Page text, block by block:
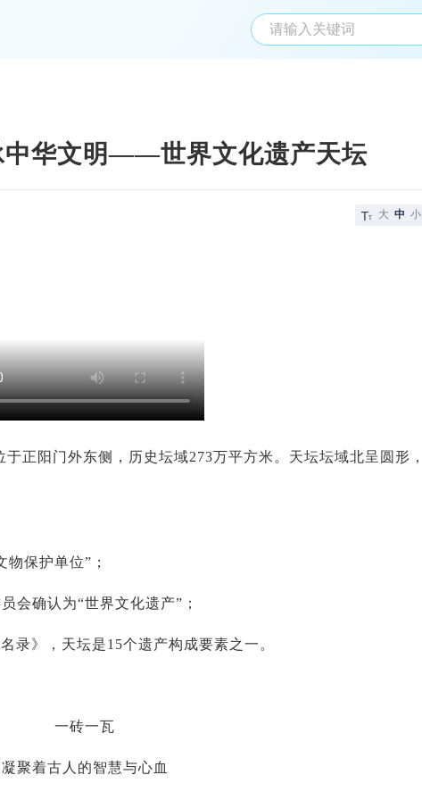
中华文明——世界文化遗产天坛
大 中 小
正阳门外东侧，历史坛域273万平方米。天坛坛域北呈圆形，
保护单位”；
会确认为“世界文化遗产”；
录》，天坛是15个遗产构成要素之一。
一砖一瓦
凝聚着古人的智慧与心血